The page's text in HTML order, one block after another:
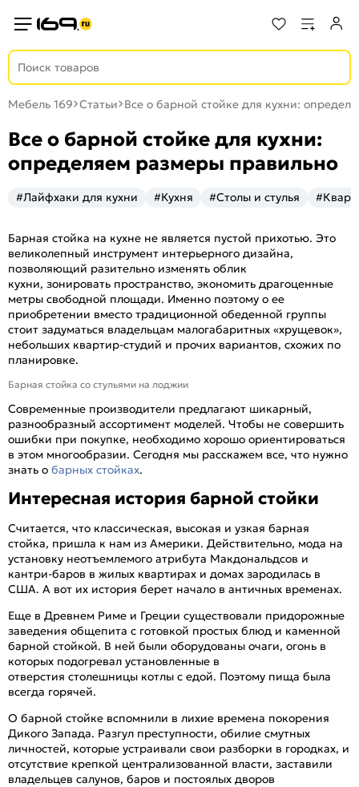
Мебель 169 Статьи Все о барной стойке для кухни:
Все о барной стойке для кухни:
определяем размеры правильно
#Лайфхаки для кухни #Кухня #Столы и стулья
Барная стойка на кухне не является пустой прихотью. Это
великолепный инструмент интерьерного дизайна,
позволяющий разительно изменять облик
кухни, зонировать пространство, экономить драгоценные
метры свободной площади. Именно поэтому о ее
приобретении вместо традиционной обеденной группы
стоит задуматься владельцам малогабаритных «хрущевок»,
небольших квартир-студий и прочих вариантов, схожих по
планировке.
Барная стойка со стульями на лоджии
Современные производители предлагают шикарный,
разнообразный ассортимент моделей. Чтобы не совершить
ошибки при покупке, необходимо хорошо ориентироваться
в этом многообразии. Сегодня мы расскажем все, что нужно
знать о барных стойках.
Интересная история барной стойки
Считается, что классическая, высокая и узкая барная
стойка, пришла к нам из Америки. Действительно, мода на
установку неотъемлемого атрибута Макдональдсов и
кантри-баров в жилых квартирах и домах зародилась в
США. А вот их история берет начало в античных временах.
Еще в Древнем Риме и Греции существовали придорожные
заведения общепита с готовкой простых блюд и каменной
барной стойкой. В ней были оборудованы очаги, огонь в
которых подогревал установленные в
отверстия столешницы котлы с едой. Поэтому пища была
всегда горячей.
О барной стойке вспомнили в лихие времена покорения
Дикого Запада. Разгул преступности, обилие смутных
личностей, которые устраивали свои разборки в городках, и
отсутствие крепкой централизованной власти, заставили
владельцев салунов, баров и постоялых дворов